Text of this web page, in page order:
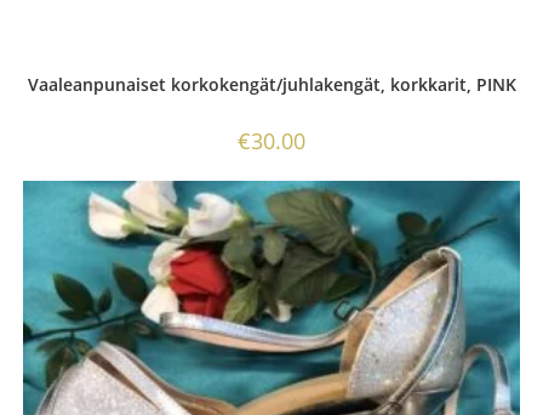
Vaaleanpunaiset korkokengät/juhlakengät, korkkarit, PINK
€30.00